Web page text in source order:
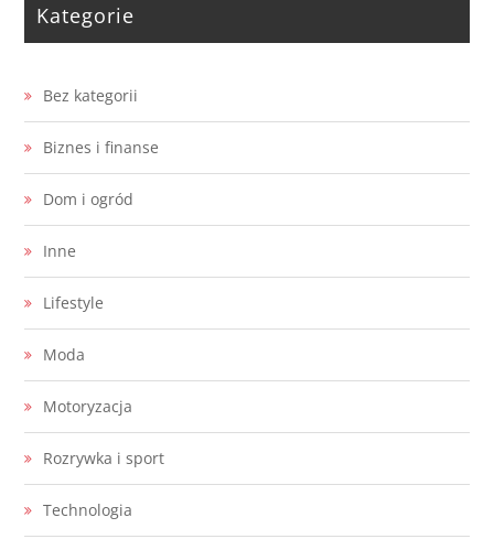
Kategorie
Bez kategorii
Biznes i finanse
Dom i ogród
Inne
Lifestyle
Moda
Motoryzacja
Rozrywka i sport
Technologia